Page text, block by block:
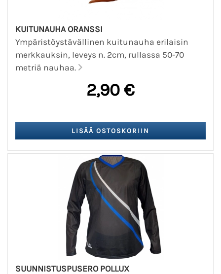
KUITUNAUHA ORANSSI
Ympäristöystävällinen kuitunauha erilaisin
merkkauksin, leveys n. 2cm, rullassa 50-70
metriä nauhaa.
2,90 €
SUUNNISTUSPUSERO POLLUX